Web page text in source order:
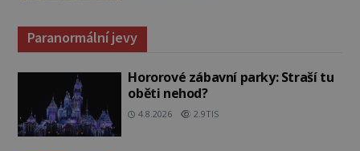
Paranormální jevy
Hororové zábavní parky: Straší tu
oběti nehod?
4.8.2026 2.9TIS